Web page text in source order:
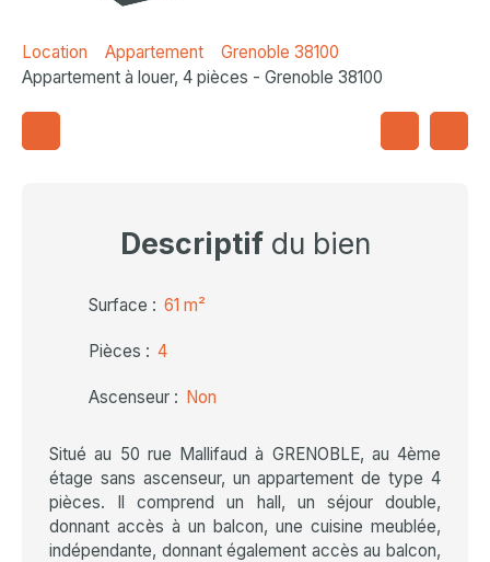
Location Appartement
Grenoble 38100
Appartement à louer, 4 pièces - Grenoble 38100
Descriptifdu bien
Surface : 61 m²
Pièces : 4
Ascenseur : Non
Situé au 50 rue Mallifaud à GRENOBLE, au 4ème
étage sans ascenseur, un appartement de type 4
pièces. Il comprend un hall, un séjour double,
donnant accès à un balcon, une cuisine meublée,
indépendante, donnant également accès au balcon,